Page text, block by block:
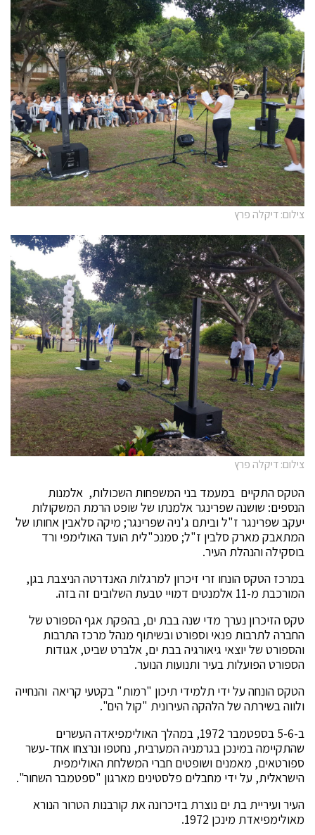
צילום: דיקלה פרץ
צילום: דיקלה פרץ
הטקס התקיים במעמד בני המשפחות השכולות, אלמנות
הנספים: שושנה שפרינגר אלמנתו של שופט הרמת המשקולות
יעקב שפרינגר ז"ל וביתם ג'ניה שפרינגר; מיקה סלאבין אחותו של
המתאבק מארק סלבין ז"ל; סמנכ"לית הועד האולימפי ורד
בוסקילה והנהלת העיר.
במרכז הטקס הונחו זרי זיכרון למרגלות האנדרטה הניצבת בגן,
המורכבת מ-11 אלמנטים דמויי טבעת השלובים זה בזה.
טקס הזיכרון נערך מדי שנה בבת ים, בהפקת אגף הספורט של
החברה לתרבות פנאי וספורט ובשיתוף מנהל מרכז התרבות
והספורט של יוצאי גיאורגיה בבת ים, אלברט שביט, אגודות
הספורט הפועלות בעיר ותנועות הנוער.
הטקס הונחה על ידי תלמידי תיכון "רמות" בקטעי קריאה והנחייה
ולווה בשירתה של הלהקה העירונית "קול הים".
ב-5-6 בספטמבר 1972, במהלך האולימפיאדה העשרים
שהתקיימה במינכן בגרמניה המערבית, נחטפו ונרצחו אחד-עשר
ספורטאים, מאמנים ושופטים חברי המשלחת האולימפית
הישראלית, על ידי מחבלים פלסטינים מארגון "ספטמבר השחור".
העיר ועיריית בת ים נוצרת בזיכרונה את קורבנות הטרור הנורא
מאולימפיאדת מינכן 1972.